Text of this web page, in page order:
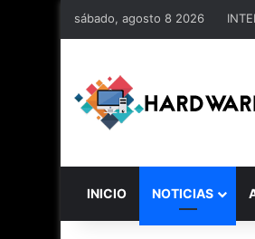
sábado, agosto 8 2026 INTEL
INICIO NOTICIAS